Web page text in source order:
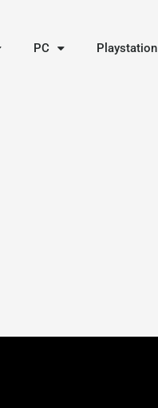
PC Playstation